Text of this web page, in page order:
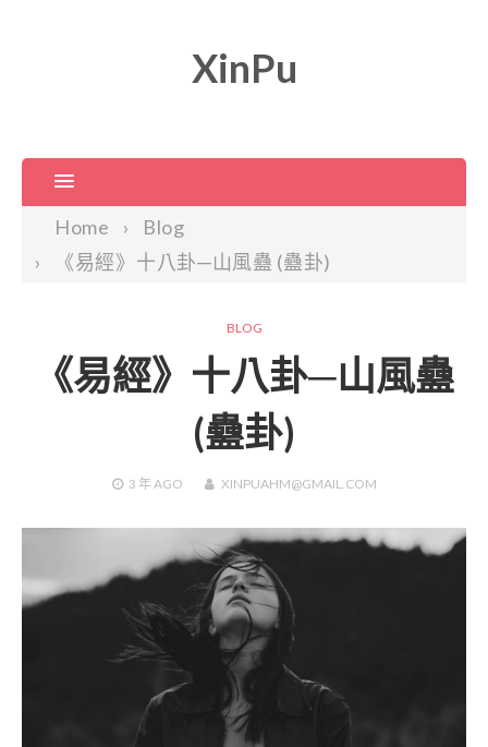
XinPu
Home
Blog
《易經》十八卦─山風蠱 (蠱卦)
BLOG
《易經》十八卦─山風蠱
(蠱卦)
3 年AGO XINPUAHM@GMAIL.COM